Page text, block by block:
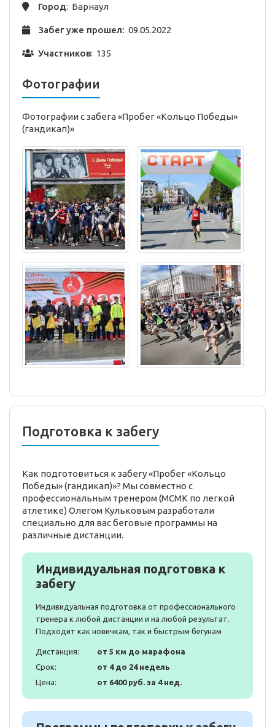
Город: Барнаул
Забег уже прошел: 09.05.2022
Участников: 135
Фотографии
Фотографии с забега «Пробег «Кольцо Победы»
(гандикап)»
Подготовка к забегу
Как подготовиться к забегу «Пробег «Кольцо
Победы» (гандикап)»? Мы совместно с
профессиональным тренером (МСМК по легкой
атлетике) Олегом Кульковым разработали
специально для вас беговые программы на
различные дистанции.
Индивидуальная подготовка к
забегу
Индивидуальная подготовка от профессионального
тренера к любой дистанции и на любой результат.
Подходит как новичкам, так и быстрым бегунам
Дистанция:
от 5 км до марафона
Срок:
от 4 до 24 недель
Цена:
от 6400 руб. за 4 нед.